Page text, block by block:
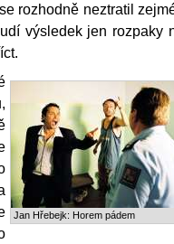
rozhodně neztratil
výsledek jen rozpaky
Jan Hřebejk: Horem pádem